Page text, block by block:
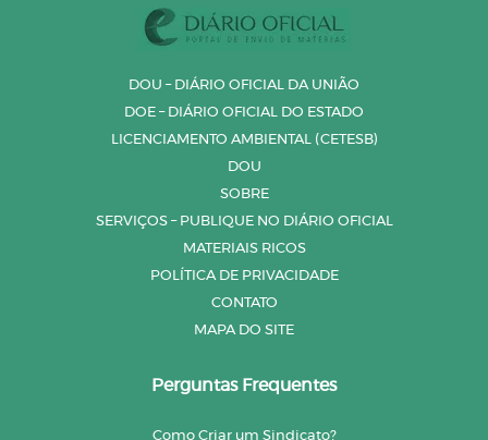
DOU – DIÁRIO OFICIAL DA UNIÃO
DOE – DIÁRIO OFICIAL DO ESTADO
LICENCIAMENTO AMBIENTAL (CETESB)
DOU
SOBRE
SERVIÇOS – PUBLIQUE NO DIÁRIO OFICIAL
MATERIAIS RICOS
POLÍTICA DE PRIVACIDADE
CONTATO
MAPA DO SITE
Perguntas Frequentes
Como Criar um Sindicato?